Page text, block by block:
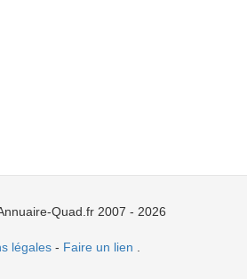
Quad.fr 2007 - 2026
légales- Faire un lien